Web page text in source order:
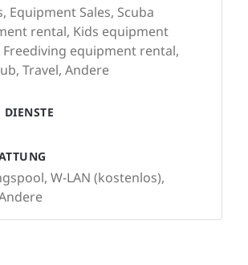
Equipment Sales, Scuba
rental, Kids equipment
equipment rental,
Travel, Andere
W-LAN (kostenlos),